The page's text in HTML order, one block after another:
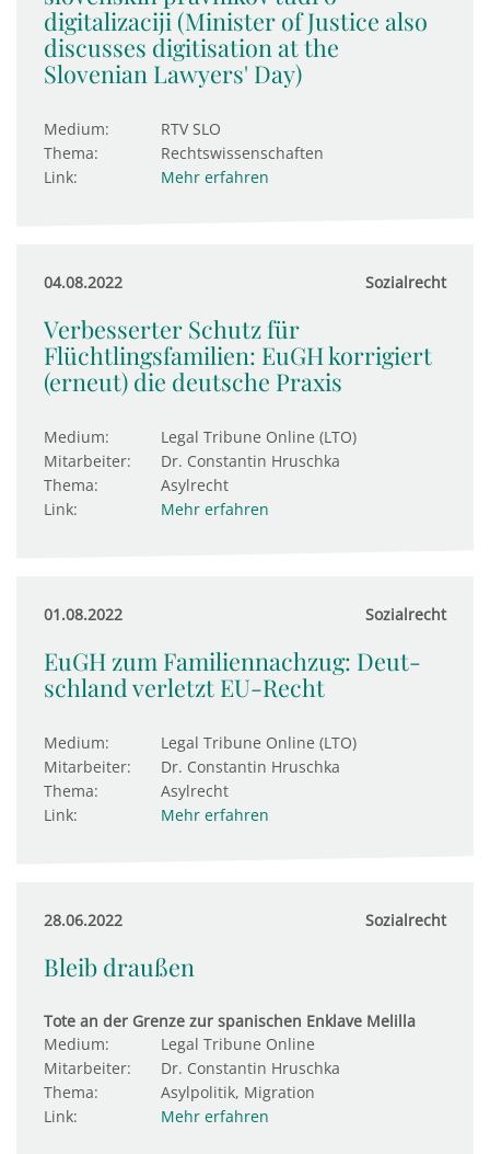
digitalizaciji (Minister of Justice also
discusses digitisation at the
Slovenian Lawyers' Day)
Medium:
RTV SLO
Thema:
Rechtswissenschaften
Link:
Mehr erfahren
04.08.2022 Sozialrecht
Verbesserter Schutz für
Flüchtlingsfamilien: EuGH kor­ri­giert
(erneut) die deut­sche Praxis
Medium:
Legal Tribune Online (LTO)
Mitarbeiter:
Dr. Constantin Hruschka
Thema:
Asylrecht
Link:
Mehr erfahren
01.08.2022 Sozialrecht
EuGH zum Familiennachzug: Deut­
sch­land ver­letzt EU-Recht
Medium:
Legal Tribune Online (LTO)
Mitarbeiter:
Dr. Constantin Hruschka
Thema:
Asylrecht
Link:
Mehr erfahren
28.06.2022 Sozialrecht
Bleib draußen
Tote an der Grenze zur spanischen Enklave Melilla
Medium:
Legal Tribune Online
Mitarbeiter:
Dr. Constantin Hruschka
Thema:
Asylpolitik, Migration
Link:
Mehr erfahren